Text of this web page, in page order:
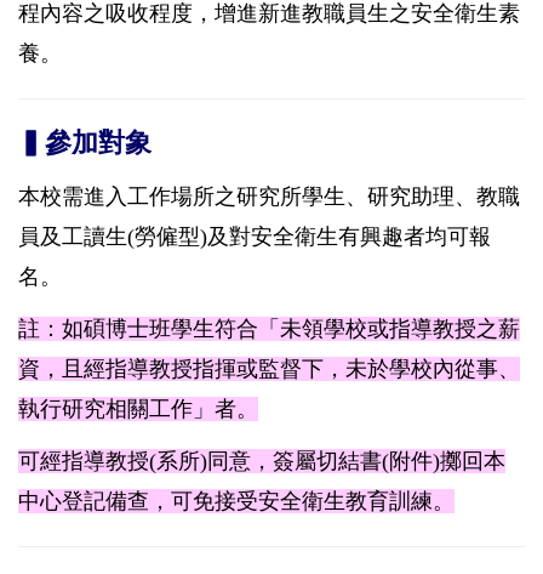
程內容之吸收程度，增進新進教職員生之安全衛生素
養。
▍參加對象
本校需進入工作場所之研究所學生、研究助理、教職
員及工讀生(勞僱型)及對安全衛生有興趣者均可報
名。
註：如碩博士班學生符合「未領學校或指導教授之薪
資，且經指導教授指揮或監督下，未於學校內從事、
執行研究相關工作」者。
可經指導教授(系所)同意，簽屬切結書(附件)擲回本
中心登記備查，可免接受安全衛生教育訓練。